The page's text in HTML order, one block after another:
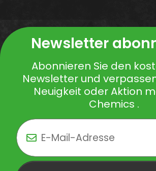
Newsletter
Abonnieren Sie den
Newsletter und
Neuigkeit oder Aktion
Chemics .